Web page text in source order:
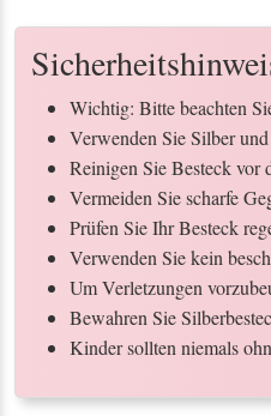
Wichtig: Bitte beachten
Verwenden Sie Silber
Reinigen Sie Besteck vor
Vermeiden Sie scharfe
Prüfen Sie Ihr Besteck
Verwenden Sie kein
Um Verletzungen
Bewahren Sie
Kinder sollten niemals